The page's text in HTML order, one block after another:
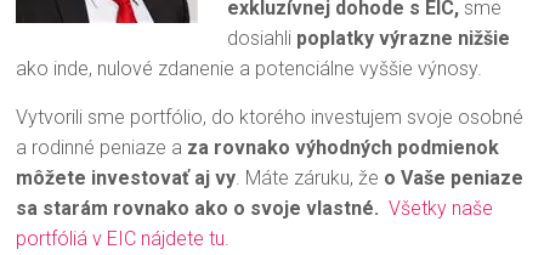
exkluzívnej dohode s EIC, sme
dosiahli poplatky výrazne nižšie
ako inde, nulové zdanenie a potenciálne vyššie výnosy.
Vytvorili sme portfólio, do ktorého investujem svoje osobné
a rodinné peniaze a za rovnako výhodných podmienok
môžete investovať aj vy. Máte záruku, že o Vaše peniaze
sa starám rovnako ako o svoje vlastné. Všetky naše
portfóliá v EIC nájdete tu.